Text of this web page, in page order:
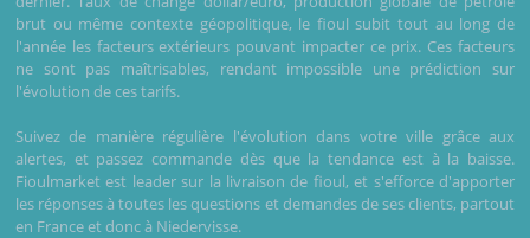
brut ou même contexte géopolitique, le fioul subit tout au long de
l'année les facteurs extérieurs pouvant impacter ce prix. Ces facteurs
ne sont pas maîtrisables, rendant impossible une prédiction sur
l'évolution de ces tarifs.
Suivez de manière régulière l'évolution dans votre ville grâce aux
alertes, et passez commande dès que la tendance est à la baisse.
Fioulmarket est leader sur la livraison de fioul, et s'efforce d'apporter
les réponses à toutes les questions et demandes de ses clients, partout
en France et donc à Niedervisse.